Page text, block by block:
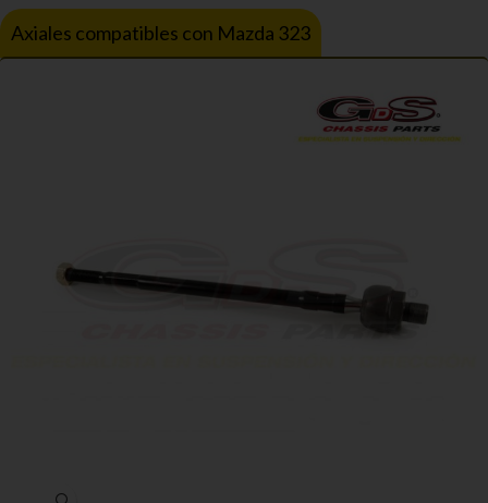
Axiales compatibles con Mazda 323